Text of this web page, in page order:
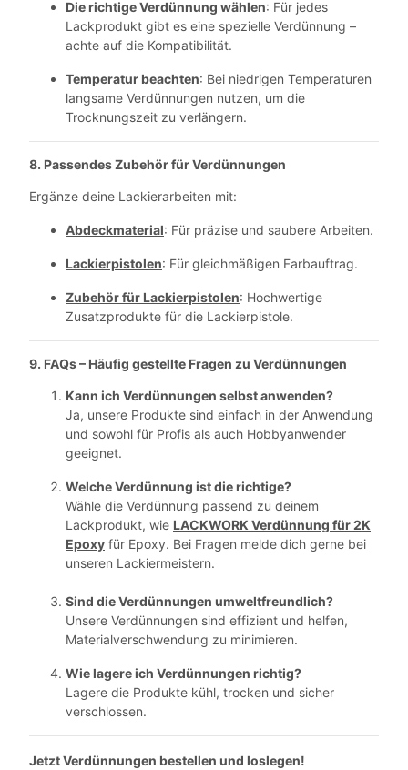
Die richtige Verdünnung wählen: Für jedes
Lackprodukt gibt es eine spezielle Verdünnung –
achte auf die Kompatibilität.
Temperatur beachten: Bei niedrigen Temperaturen
langsame Verdünnungen nutzen, um die
Trocknungszeit zu verlängern.
8. Passendes Zubehör für Verdünnungen
Ergänze deine Lackierarbeiten mit:
Abdeckmaterial: Für präzise und saubere Arbeiten.
Lackierpistolen: Für gleichmäßigen Farbauftrag.
Zubehör für Lackierpistolen: Hochwertige
Zusatzprodukte für die Lackierpistole.
9. FAQs – Häufig gestellte Fragen zu Verdünnungen
Kann ich Verdünnungen selbst anwenden?
Ja, unsere Produkte sind einfach in der Anwendung
und sowohl für Profis als auch Hobbyanwender
geeignet.
Welche Verdünnung ist die richtige?
Wähle die Verdünnung passend zu deinem
Lackprodukt, wie LACKWORK Verdünnung für 2K
Epoxy für Epoxy. Bei Fragen melde dich gerne bei
unseren Lackiermeistern.
Sind die Verdünnungen umweltfreundlich?
Unsere Verdünnungen sind effizient und helfen,
Materialverschwendung zu minimieren.
Wie lagere ich Verdünnungen richtig?
Lagere die Produkte kühl, trocken und sicher
verschlossen.
Jetzt Verdünnungen bestellen und loslegen!